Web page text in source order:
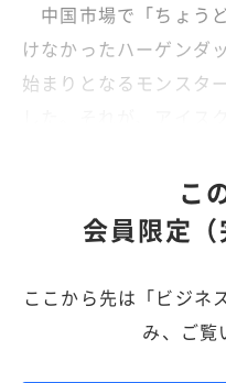
中国市場で「ちょう
けなかったハーゲンダ
始まりとなるモンスタ
こ
会員限定
ここから先は「ビジネ
み、ご覧